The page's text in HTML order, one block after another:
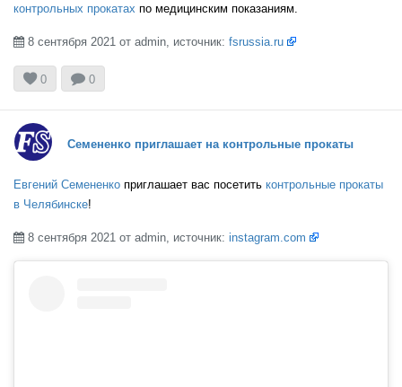
контрольных прокатах по медицинским показаниям.
 8 сентября 2021 от admin, источник: fsrussia.ru
0  0
Семененко приглашает на контрольные прокаты
Евгений Семененко приглашает вас посетить контрольные прокаты
в Челябинске!
 8 сентября 2021 от admin, источник: instagram.com